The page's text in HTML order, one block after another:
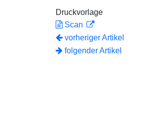
Druckvorlage
Scan
vorheriger Artikel
folgender Artikel